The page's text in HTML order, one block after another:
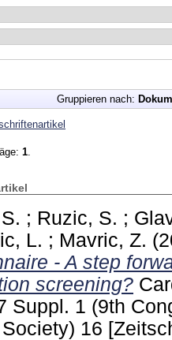
Gruppieren nach:
1
; Ruzic, S. ;
L. ; Mavric, Z.
- A step
screening?
Suppl. 1 (9th
16